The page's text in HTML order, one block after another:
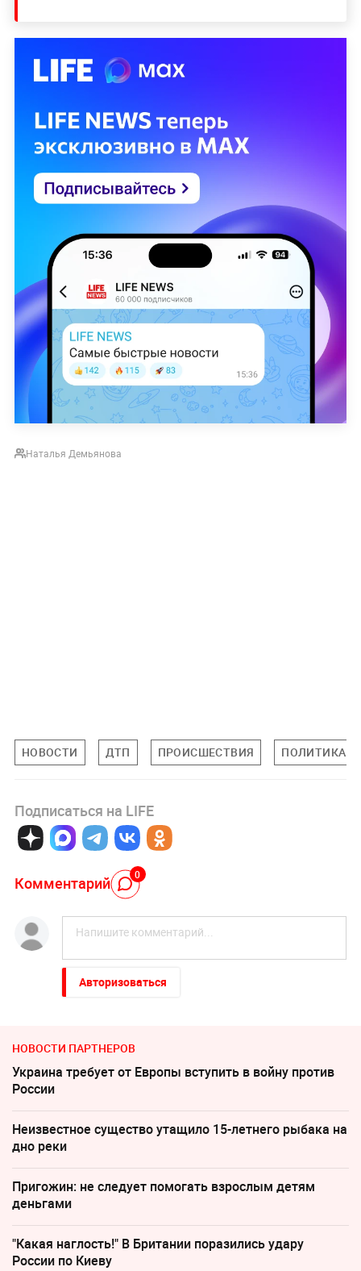
Наталья Демьянова
НОВОСТИ ДТП ПРОИСШЕСТВИЯ ПОЛИТИКА
Подписаться на LIFE
Комментарий 0
Авторизоваться
НОВОСТИ ПАРТНЕРОВ
Украина требует от Европы вступить в войну против
России
Неизвестное существо утащило 15-летнего рыбака на
дно реки
Пригожин: не следует помогать взрослым детям
деньгами
"Какая наглость!" В Британии поразились удару
России по Киеву